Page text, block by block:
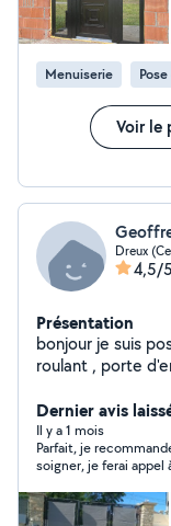
Menuiserie
Voir le
Dreux
4,5/5
Présentation
bonjour je suis
roulant , porte d'entrée , fenêtre , ouvrier dans
sentinel,Cardin,
pergolas.
Dernier avis
Il y a 1 mois
Parfait, je
soigner, je ferai appel